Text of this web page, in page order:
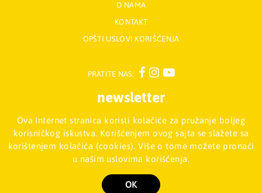
Ova Internet stranica koristi kolačiće za pružanje boljeg
korisničkog iskustva. Korišćenjem ovog sajta se slažete sa
korištenjem kolačića (cookies). Više o tome možete pronaći
u našim uslovima korišćenja.
OK
O NAMA
KONTAKT
OPŠTI USLOVI KORIŠĆENJA
PRATITE NAS:
newsletter
Prijavite se na naš Newsletter
Mladinska knjiga d.o.o., Palmira Toljatija 5 - Stari Merkator, 11070
NOVI BEOGRAD, Srbija011/2257-008